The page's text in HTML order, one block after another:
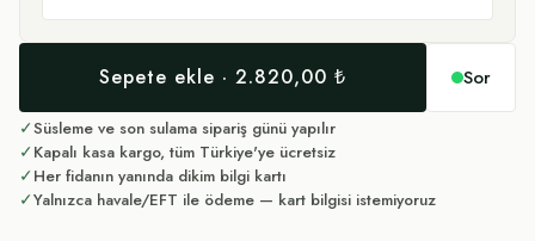
Sepete ekle · 2.820,00 ₺ Sor
✓Süsleme ve son sulama sipariş günü yapılır
✓Kapalı kasa kargo, tüm Türkiye'ye ücretsiz
✓Her fidanın yanında dikim bilgi kartı
✓Yalnızca havale/EFT ile ödeme — kart bilgisi istemiyoruz